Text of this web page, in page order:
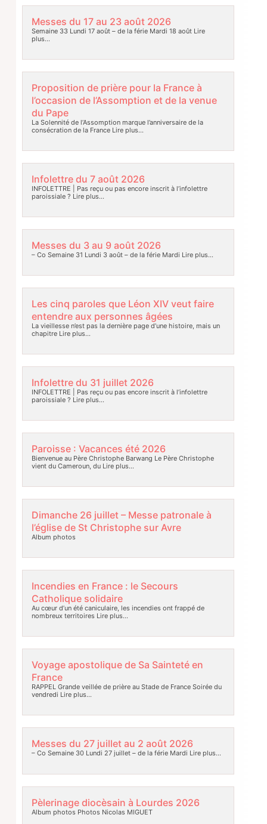
Messes du 17 au 23 août 2026
Semaine 33 Lundi 17 août – de la férie Mardi 18 aoûtLire
plus…
Proposition de prière pour la France à
l’occasion de l’Assomption et de la venue
du Pape
La Solennité de l’Assomption marque l’anniversaire de la
consécration de la FranceLire plus…
Infolettre du 7 août 2026
INFOLETTRE | Pas reçu ou pas encore inscrit à l’infolettre
paroissiale ? Lire plus…
Messes du 3 au 9 août 2026
– Co Semaine 31 Lundi 3 août – de la férie Mardi Lire plus…
Les cinq paroles que Léon XIV veut faire
entendre aux personnes âgées
La vieillesse n’est pas la dernière page d’une histoire, mais un
chapitreLire plus…
Infolettre du 31 juillet 2026
INFOLETTRE | Pas reçu ou pas encore inscrit à l’infolettre
paroissiale ? Lire plus…
Paroisse : Vacances été 2026
Bienvenue au Père Christophe Barwang Le Père Christophe
vient du Cameroun, duLire plus…
Dimanche 26 juillet – Messe patronale à
l’église de St Christophe sur Avre
Album photos
Incendies en France : le Secours
Catholique solidaire
Au cœur d’un été caniculaire, les incendies ont frappé de
nombreux territoires Lire plus…
Voyage apostolique de Sa Sainteté en
France
RAPPEL Grande veillée de prière au Stade de France Soirée du
vendredi Lire plus…
Messes du 27 juillet au 2 août 2026
– Co Semaine 30 Lundi 27 juillet – de la férie Mardi Lire plus…
Pèlerinage diocèsain à Lourdes 2026
Album photos Photos Nicolas MIGUET